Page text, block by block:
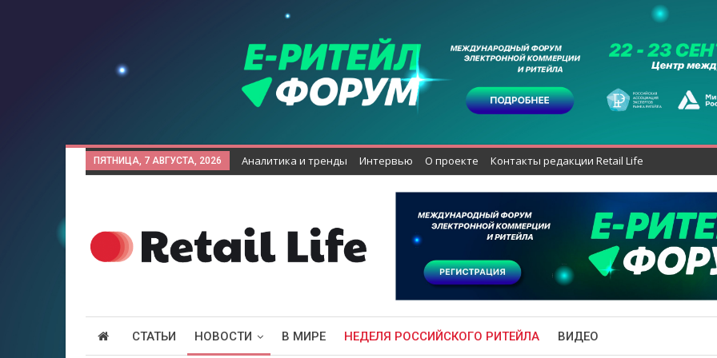
ПЯТНИЦА, 7 АВГУСТА, 2026 Аналитика и тренды Интервью О проекте Контакты редакции Retail Life
СТАТЬИ НОВОСТИ В МИРЕ НЕДЕЛЯ РОССИЙСКОГО РИТЕЙЛА ВИДЕО